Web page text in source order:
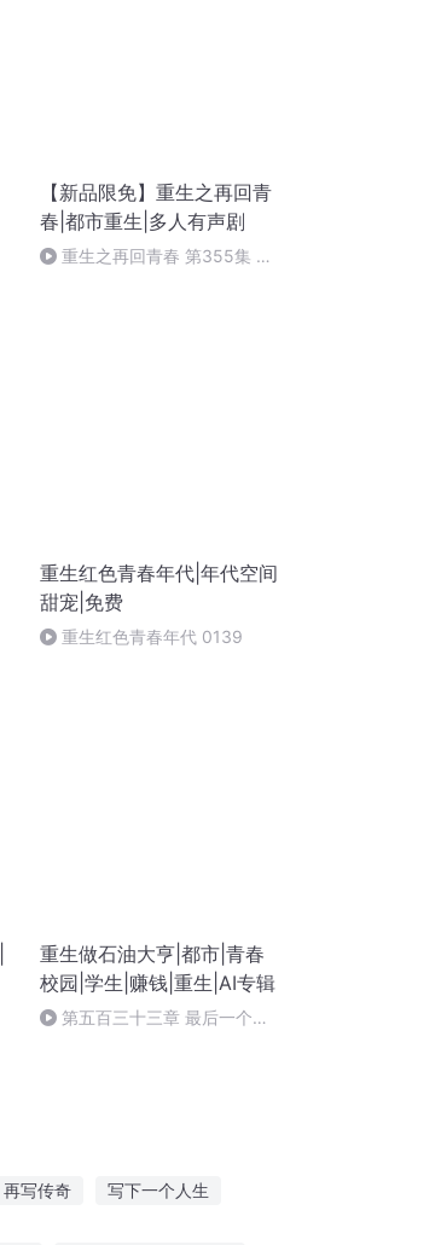
【新品限免】重生之再回青
春|都市重生|多人有声剧
重生之再回青春 第355集 大
重生红色青春年代|年代空间
甜宠|免费
重生红色青春年代 0139
重生做石油大亨|都市|青春
校园|学生|赚钱|重生|AI专辑
第五百三十三章 最后一个彩
再写传奇 写下一个人生